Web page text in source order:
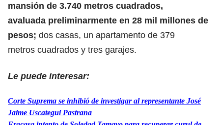
mansión de 3.740 metros cuadrados,
avaluada preliminarmente en 28 mil millones de
pesos; dos casas, un apartamento de 379
metros cuadrados y tres garajes.
Le puede interesar:
Corte Suprema se inhibió de investigar al representante José
Jaime Uscategui Pastrana